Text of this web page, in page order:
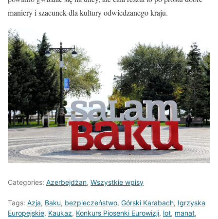
maniery i szacunek dla kultury odwiedzanego kraju.
Categories: Azerbejdżan, Wszystkie wpisy
Tags: Azja, Baku, bezpieczeństwo, Górski Karabach, Igrzyska
Europejskie, Kaukaz, Konkurs Piosenki Eurowizji, lot, manat,